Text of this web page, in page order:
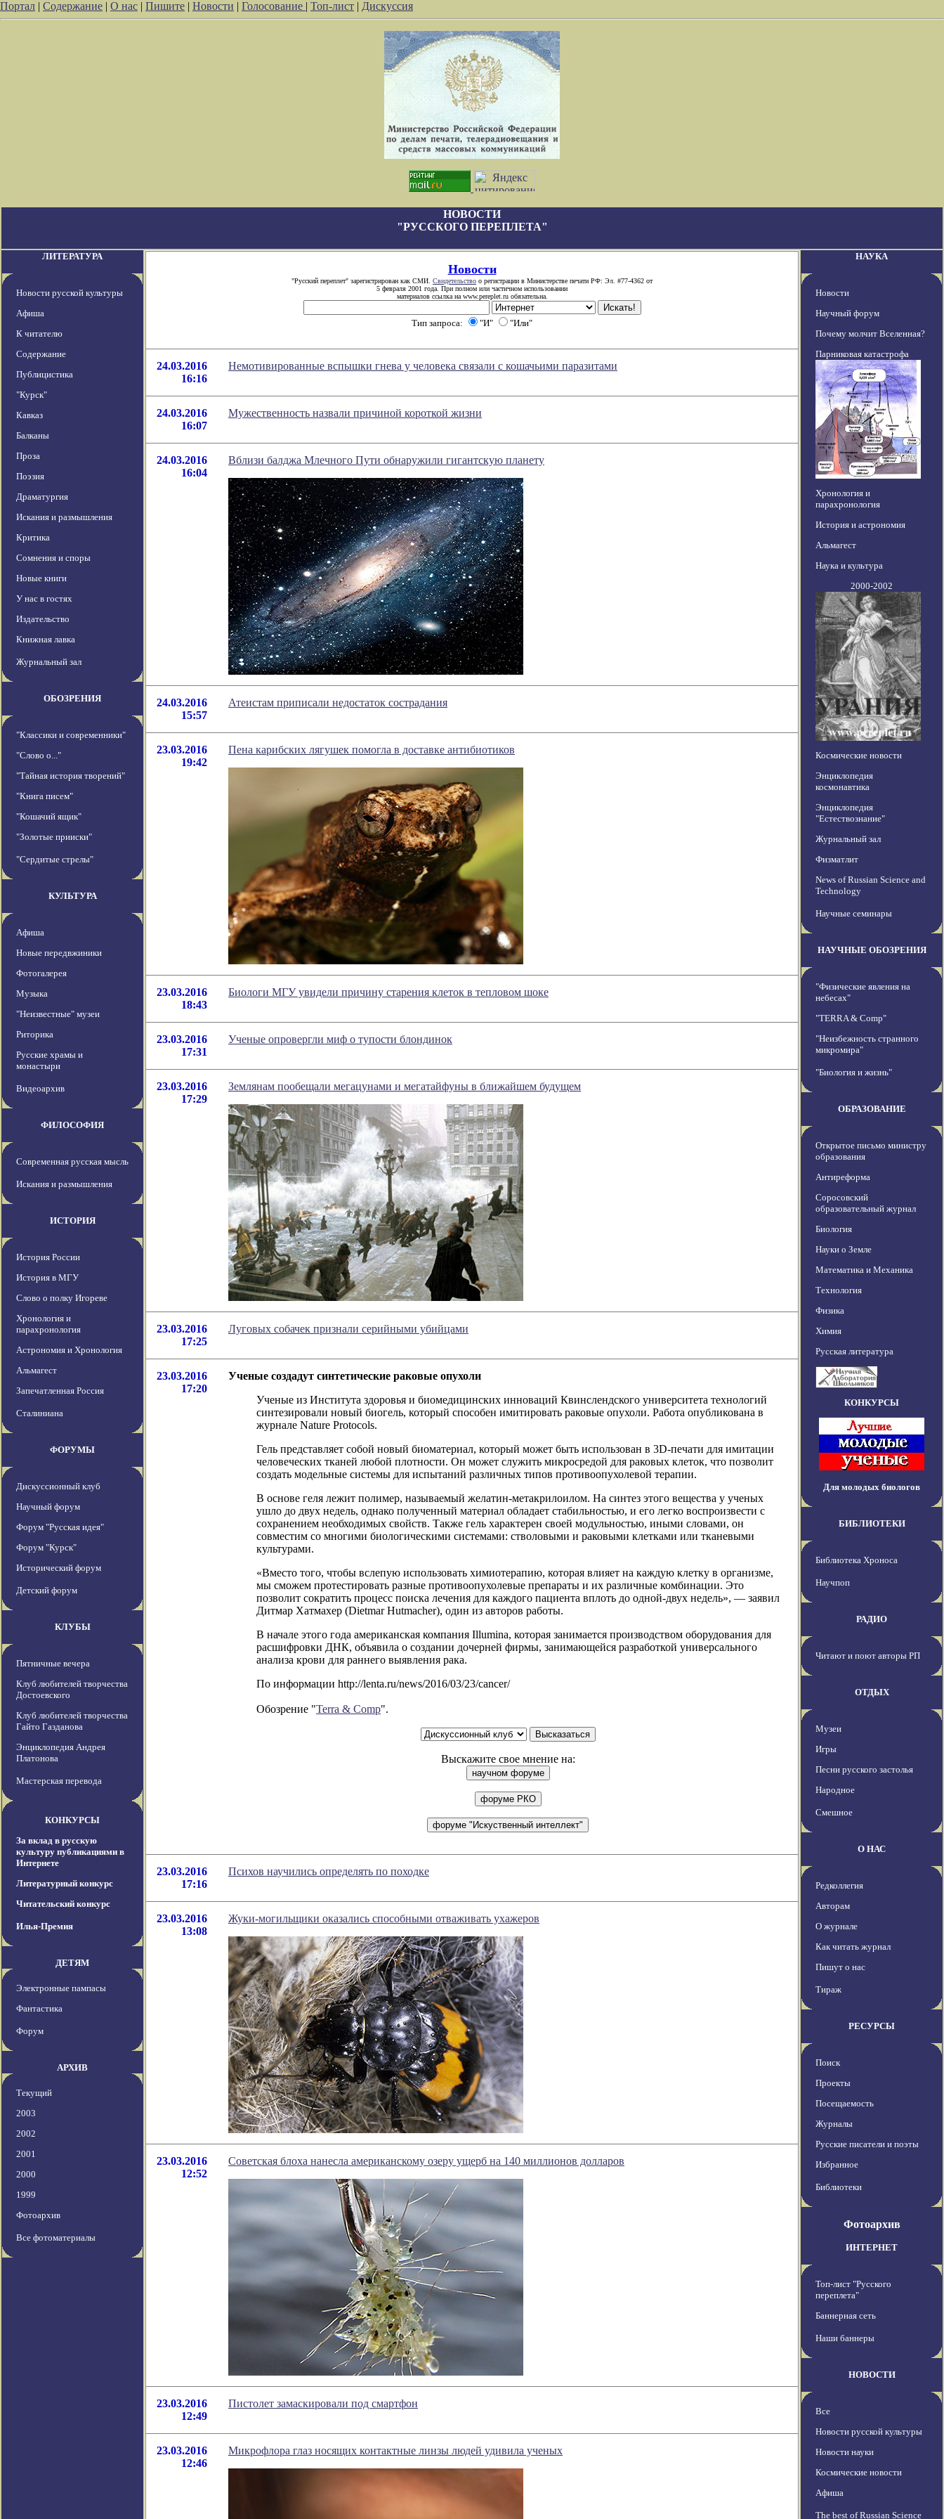
Портал | Содержание | О нас | Пишите | Новости | Голосование | Топ-лист | Дискуссия
НОВОСТИ
"РУССКОГО ПЕРЕПЛЕТА"
ЛИТЕРАТУРА
Новости русской культуры
Афиша
К читателю
Содержание
Публицистика
"Курск"
Кавказ
Балканы
Проза
Поэзия
Драматургия
Искания и размышления
Критика
Сомнения и споры
Новые книги
У нас в гостях
Издательство
Книжная лавка
Журнальный зал
ОБОЗРЕНИЯ
"Классики и современники"
"Слово о..."
"Тайная история творений"
"Книга писем"
"Кошачий ящик"
"Золотые прииски"
"Сердитые стрелы"
КУЛЬТУРА
Афиша
Новые передвжиники
Фотогалерея
Музыка
"Неизвестные" музеи
Риторика
Русские храмы и
монастыри
Видеоархив
ФИЛОСОФИЯ
Современная русская мысль
Искания и размышления
ИСТОРИЯ
История России
История в МГУ
Слово о полку Игореве
Хронология и
парахронология
Астрономия и Хронология
Альмагест
Запечатленная Россия
Сталиниана
ФОРУМЫ
Дискуссионный клуб
Научный форум
Форум "Русская идея"
Форум "Курск"
Исторический форум
Детский форум
КЛУБЫ
Пятничные вечера
Клуб любителей творчества
Достоевского
Клуб любителей творчества
Гайто Газданова
Энциклопедия Андрея
Платонова
Мастерская перевода
КОНКУРСЫ
За вклад в русскую
культуру публикациями в
Интернете
Литературный конкурс
Читательский конкурс
Илья-Премия
ДЕТЯМ
Электронные пампасы
Фантастика
Форум
АРХИВ
Текущий
2003
2002
2001
2000
1999
Фотоархив
Все фотоматериалы
Новости
"Русский переплет" зарегистрирован как СМИ. Свидетельство о регистрации в Министерстве печати РФ: Эл. #77-4362 от
5 февраля 2001 года. При полном или частичном использовании
материалов ссылка на www.pereplet.ru обязательна.
Тип запроса: "И" "Или"
24.03.2016
16:16
Немотивированные вспышки гнева у человека связали с кошачьими паразитами
24.03.2016
16:07
Мужественность назвали причиной короткой жизни
24.03.2016
16:04
Вблизи балджа Млечного Пути обнаружили гигантскую планету
24.03.2016
15:57
Атеистам приписали недостаток сострадания
23.03.2016
19:42
Пена карибских лягушек помогла в доставке антибиотиков
23.03.2016
18:43
Биологи МГУ увидели причину старения клеток в тепловом шоке
23.03.2016
17:31
Ученые опровергли миф о тупости блондинок
23.03.2016
17:29
Землянам пообещали мегацунами и мегатайфуны в ближайшем будущем
23.03.2016
17:25
Луговых собачек признали серийными убийцами
23.03.2016
17:20
Ученые создадут синтетические раковые опухоли
Ученые из Института здоровья и биомедицинских инноваций Квинслендского университета технологий
синтезировали новый биогель, который способен имитировать раковые опухоли. Работа опубликована в
журнале Nature Protocols.
Гель представляет собой новый биоматериал, который может быть использован в 3D-печати для имитации
человеческих тканей любой плотности. Он может служить микросредой для раковых клеток, что позволит
создать модельные системы для испытаний различных типов противоопухолевой терапии.
В основе геля лежит полимер, называемый желатин-метакрилоилом. На синтез этого вещества у ученых
ушло до двух недель, однако полученный материал обладает стабильностью, и его легко воспроизвести с
сохранением необходимых свойств. Также гель характерен своей модульностью, иными словами, он
совместим со многими биологическими системами: стволовыми и раковыми клетками или тканевыми
культурами.
«Вместо того, чтобы вслепую использовать химиотерапию, которая влияет на каждую клетку в организме,
мы сможем протестировать разные противоопухолевые препараты и их различные комбинации. Это
позволит сократить процесс поиска лечения для каждого пациента вплоть до одной-двух недель», — заявил
Дитмар Хатмахер (Dietmar Hutmacher), один из авторов работы.
В начале этого года американская компания Illumina, которая занимается производством оборудования для
расшифровки ДНК, объявила о создании дочерней фирмы, занимающейся разработкой универсального
анализа крови для раннего выявления рака.
По информации http://lenta.ru/news/2016/03/23/cancer/
Обозрение "Terra & Comp".
Выскажите свое мнение на:
23.03.2016
17:16
Психов научились определять по походке
23.03.2016
13:08
Жуки-могильщики оказались способными отваживать ухажеров
23.03.2016
12:52
Советская блоха нанесла американскому озеру ущерб на 140 миллионов долларов
23.03.2016
12:49
Пистолет замаскировали под смартфон
23.03.2016
12:46
Микрофлора глаз носящих контактные линзы людей удивила ученых
НАУКА
Новости
Научный форум
Почему молчит Вселенная?
Парниковая катастрофа
Хронология и
парахронология
История и астрономия
Альмагест
Наука и культура
2000-2002
Космические новости
Энциклопедия
космонавтика
Энциклопедия
"Естествознание"
Журнальный зал
Физматлит
News of Russian Science and
Technology
Научные семинары
НАУЧНЫЕ ОБОЗРЕНИЯ
"Физические явления на
небесах"
"TERRA & Comp"
"Неизбежность странного
микромира"
"Биология и жизнь"
ОБРАЗОВАНИЕ
Открытое письмо министру
образования
Антиреформа
Соросовский
образовательный журнал
Биология
Науки о Земле
Математика и Механика
Технология
Физика
Химия
Русская литература
КОНКУРСЫ
Для молодых биологов
БИБЛИОТЕКИ
Библиотека Хроноса
Научпоп
РАДИО
Читают и поют авторы РП
ОТДЫХ
Музеи
Игры
Песни русского застолья
Народное
Смешное
О НАС
Редколлегия
Авторам
О журнале
Как читать журнал
Пишут о нас
Тираж
РЕСУРСЫ
Поиск
Проекты
Посещаемость
Журналы
Русские писатели и поэты
Избранное
Библиотеки
Фотоархив
ИНТЕРНЕТ
Топ-лист "Русского
переплета"
Баннерная сеть
Наши баннеры
НОВОСТИ
Все
Новости русской культуры
Новости науки
Космические новости
Афиша
The best of Russian Science